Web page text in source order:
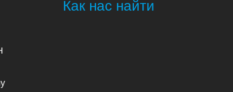
Как нас найти